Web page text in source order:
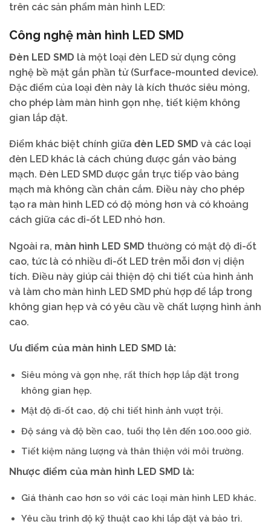
trên các sản phẩm màn hình LED:
Công nghệ màn hình LED SMD
Đèn LED SMD là một loại đèn LED sử dụng công
nghệ bề mặt gắn phần tử (Surface-mounted device).
Đặc điểm của loại đèn này là kích thước siêu mỏng,
cho phép làm màn hình gọn nhẹ, tiết kiệm không
gian lắp đặt.
Điểm khác biệt chính giữa đèn LED SMD và các loại
đèn LED khác là cách chúng được gắn vào bảng
mạch. Đèn LED SMD được gắn trực tiếp vào bảng
mạch mà không cần chân cắm. Điều này cho phép
tạo ra màn hình LED có độ mỏng hơn và có khoảng
cách giữa các đi-ốt LED nhỏ hơn.
Ngoài ra, màn hình LED SMD thường có mật độ đi-ốt
cao, tức là có nhiều đi-ốt LED trên mỗi đơn vị diện
tích. Điều này giúp cải thiện độ chi tiết của hình ảnh
và làm cho màn hình LED SMD phù hợp để lắp trong
không gian hẹp và có yêu cầu về chất lượng hình ảnh
cao.
Ưu điểm của màn hình LED SMD là:
Siêu mỏng và gọn nhẹ, rất thích hợp lắp đặt trong
không gian hẹp.
Mật độ đi-ốt cao, độ chi tiết hình ảnh vượt trội.
Độ sáng và độ bền cao, tuổi thọ lên đến 100.000 giờ.
Tiết kiệm năng lượng và thân thiện với môi trường.
Nhược điểm của màn hình LED SMD là:
Giá thành cao hơn so với các loại màn hình LED khác.
Yêu cầu trình độ kỹ thuật cao khi lắp đặt và bảo trì.